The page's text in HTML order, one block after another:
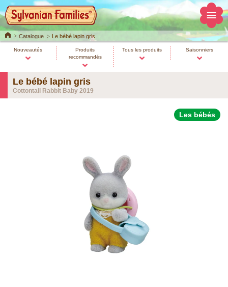
HomeCatalogue Le bébé lapin gris
Nouveautés
Produits
recommandés
Tous les produits Saisonniers
Le bébé lapin gris
Cottontail Rabbit Baby 2019
Les bébés